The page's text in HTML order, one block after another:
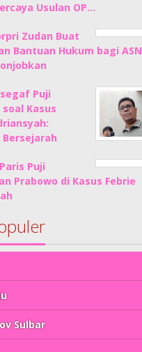
Usulan OP…
Zudan Buat
Bantuan Hukum bagi ASN
Puji
Kasus
Puji
Prabowo di Kasus Febrie
Sulbar